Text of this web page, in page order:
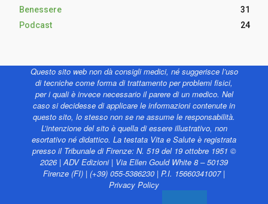
Benessere
31
Podcast
24
Questo sito web non dà consigli medici, né suggerisce l’uso
di tecniche come forma di trattamento per problemi fisici,
per i quali è invece necessario il parere di un medico. Nel
caso si decidesse di applicare le informazioni contenute in
questo sito, lo stesso non se ne assume le responsabilità.
L’intenzione del sito è quella di essere illustrativo, non
esortativo né didattico. La testata Vita e Salute è registrata
presso il Tribunale di Firenze: N. 519 del 19 ottobre 1951 ©
2026 | ADV Edizioni | Via Ellen Gould White 8 – 50139
Firenze (FI) | (+39) 055-5386230 | P.I. 15660341007 |
Privacy Policy